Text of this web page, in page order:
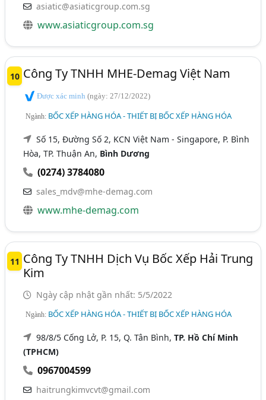
asiatic@asiaticgroup.com.sg
www.asiaticgroup.com.sg
10 Công Ty TNHH MHE-Demag Việt Nam
Được xác minh(ngày: 27/12/2022)
Ngành: BỐC XẾP HÀNG HÓA - THIẾT BỊ BỐC XẾP HÀNG HÓA
Số 15, Đường Số 2, KCN Việt Nam - Singapore, P. Bình
Hòa, TP. Thuận An, Bình Dương
(0274) 3784080
sales_mdv@mhe-demag.com
www.mhe-demag.com
11 Công Ty TNHH Dịch Vụ Bốc Xếp Hải Trung
Kim
Ngày cập nhật gần nhất: 5/5/2022
Ngành: BỐC XẾP HÀNG HÓA - THIẾT BỊ BỐC XẾP HÀNG HÓA
98/8/5 Cống Lở, P. 15, Q. Tân Bình,TP. Hồ Chí Minh
(TPHCM)
0967004599
haitrungkimvcvt@gmail.com